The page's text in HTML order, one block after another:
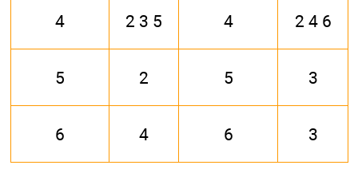
4 2 3 5 4 2 4 6
5 2 5 3
6 4 6 3